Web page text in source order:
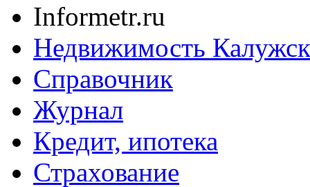
Informetr.ru
Недвижимость
Справочник
Журнал
Кредит, ипотека
Страхование